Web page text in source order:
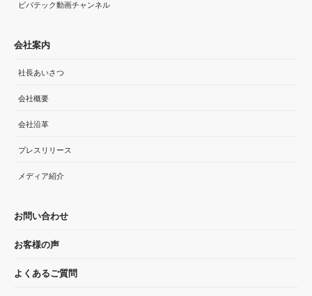
ビバテック動画チャンネル
会社案内
社長あいさつ
会社概要
会社沿革
プレスリリース
メディア紹介
お問い合わせ
お客様の声
よくあるご質問